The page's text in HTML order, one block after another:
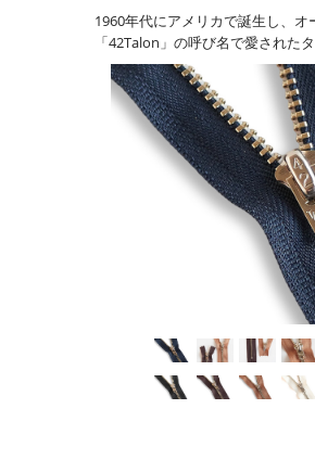
1960年代にアメリカで誕生し、
「42Talon」の呼び名で愛された